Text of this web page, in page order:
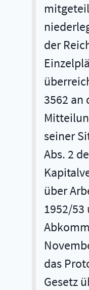
der
3562 an
seiner
Abs. 2
über
1952/
das
Gesetz